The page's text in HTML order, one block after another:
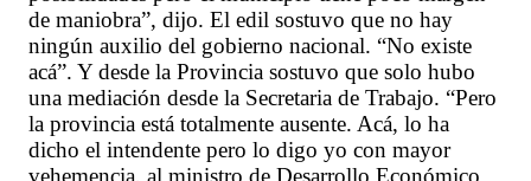
de maniobra”, dijo. El edil sostuvo que no hay
ningún auxilio del gobierno nacional. “No existe
acá”. Y desde la Provincia sostuvo que solo hubo
una mediación desde la Secretaria de Trabajo. “Pero
la provincia está totalmente ausente. Acá, lo ha
dicho el intendente pero lo digo yo con mayor
vehemencia, al ministro de Desarrollo Económico